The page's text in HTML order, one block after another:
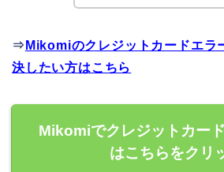
⇒ Mikomiのクレジットカードエラ
決したい方はこちら
Mikomiでクレジットカー
はこちらをクリ